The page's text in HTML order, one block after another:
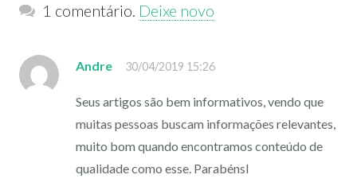
1 comentário. Deixe novo
Andre 30/04/2019 15:26
Seus artigos são bem informativos, vendo que
muitas pessoas buscam informações relevantes,
muito bom quando encontramos conteúdo de
qualidade como esse. Parabénsl